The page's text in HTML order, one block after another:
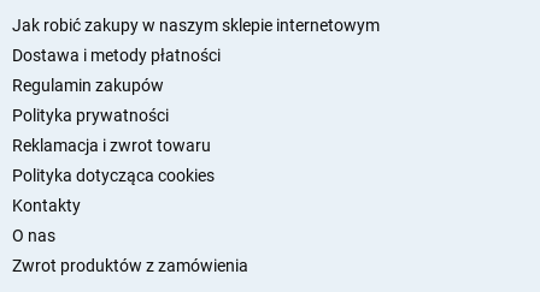
Jak robić zakupy w naszym sklepie internetowym
Dostawa i metody płatności
Regulamin zakupów
Polityka prywatności
Reklamacja i zwrot towaru
Polityka dotycząca cookies
Kontakty
O nas
Zwrot produktów z zamówienia